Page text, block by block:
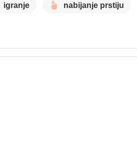
igranje nabijanje prstiju